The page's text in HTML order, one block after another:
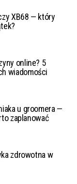
XB68 — który
online? 5
wiadomości
u groomera —
zaplanować
zdrowotna w